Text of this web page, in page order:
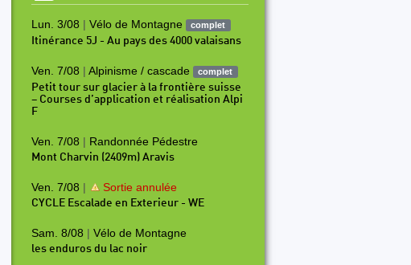
Lun. 3/08 | Vélo de Montagne complet
Itinérance 5J - Au pays des 4000 valaisans
Ven. 7/08 | Alpinisme / cascade complet
Petit tour sur glacier à la frontière suisse
– Courses d’application et réalisation Alpi
F
Ven. 7/08 | Randonnée Pédestre
Mont Charvin (2409m) Aravis
Ven. 7/08 | Sortie annulée
CYCLE Escalade en Exterieur - WE
Sam. 8/08 | Vélo de Montagne
les enduros du lac noir